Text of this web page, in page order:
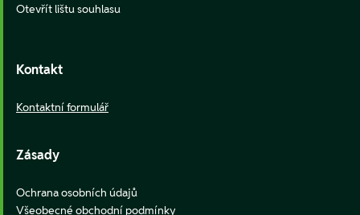
Otevřít lištu souhlasu
Kontakt
Kontaktní formulář
Zásady
Ochrana osobních údajů
Všeobecné obchodní podmínky